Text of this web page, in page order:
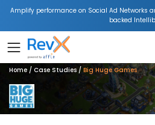
Amplify performance on Social Ad Networks
backed
Home Case Studies Big Huge Games